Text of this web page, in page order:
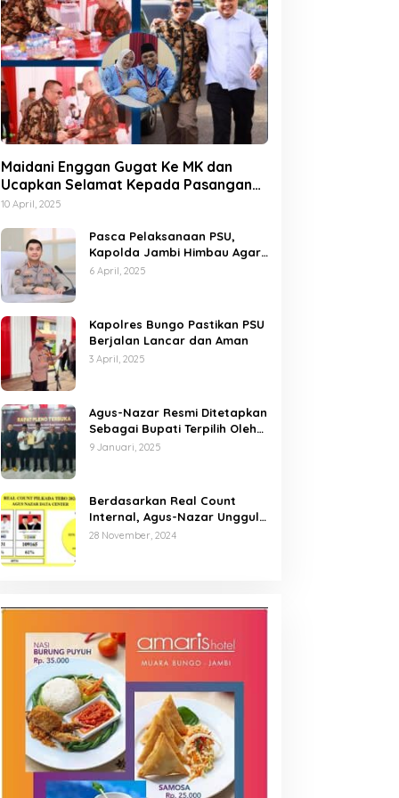
Maidani Enggan Gugat Ke MK dan
Ucapkan Selamat Kepada Pasangan
Dedy-Dayat
10 April, 2025
Pasca Pelaksanaan PSU,
Kapolda Jambi Himbau Agar
Semua Pihak Jaga Situasi
6 April, 2025
Kapolres Bungo Pastikan PSU
Berjalan Lancar dan Aman
3 April, 2025
Agus-Nazar Resmi Ditetapkan
Sebagai Bupati Terpilih Oleh
KPU Kabupaten Tebo
9 Januari, 2025
Berdasarkan Real Count
Internal, Agus-Nazar Unggul
61 Persen dari Aspan-Tono
28 November, 2024